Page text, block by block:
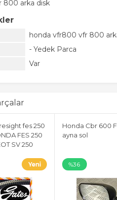
800 arka disk
honda vfr800 vfr 800
- Yedek Parca
Var
fes 250
FES 250
SV 250
Honda Cbr 600
ayna sol
%36